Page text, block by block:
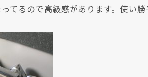
てるので高級感があります。使い